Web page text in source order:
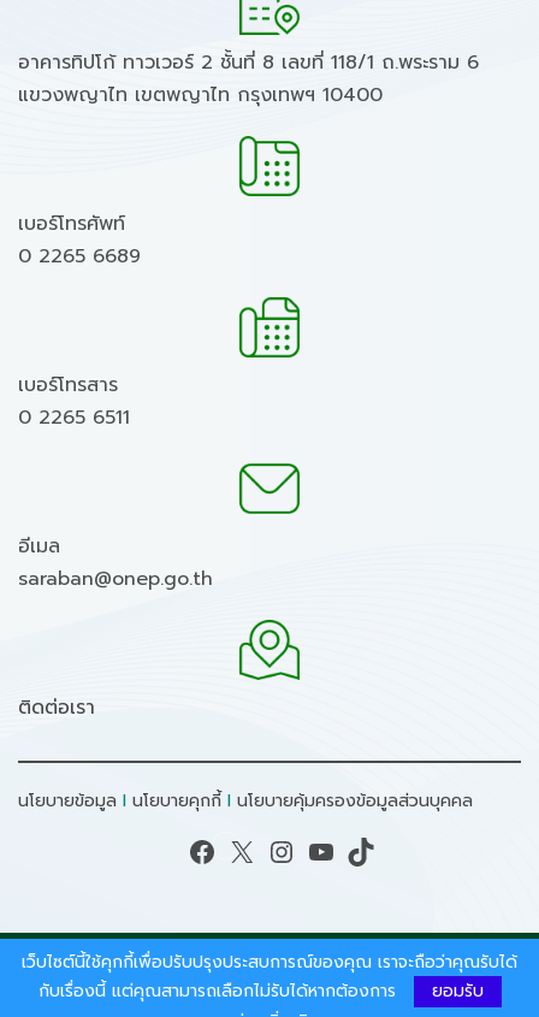
อาคารทิปโก้ ทาวเวอร์ 2 ชั้นที่ 8 เลขที่ 118/1 ถ.พระราม 6
แขวงพญาไท เขตพญาไท กรุงเทพฯ 10400
เบอร์โทรศัพท์
0 2265 6689
เบอร์โทรสาร
0 2265 6511
อีเมล
saraban@onep.go.th
ติดต่อเรา
นโยบายข้อมูล I นโยบายคุกกี้ I นโยบายคุ้มครองข้อมูลส่วนบุคคล
Facebook X Instagram YouTube TikTok
สงวนลิขสิทธิ์ © 2026 - สำนักงานนโยบายและแผน
ทรัพยากรธรรมชาติและสิ่งแวดล้อม.
เว็บไซต์นี้ใช้คุกกี้เพื่อปรับปรุงประสบการณ์ของคุณ เราจะถือว่าคุณรับได้
กับเรื่องนี้ แต่คุณสามารถเลือกไม่รับได้หากต้องการ
ยอมรับ